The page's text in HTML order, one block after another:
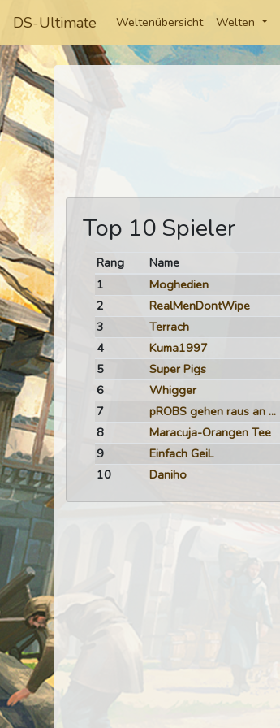
DS-Ultimate Weltenübersicht Welten
Top 10 Spieler
Rang Name
1
Moghedien
2
RealMenDontWipe
3
Terrach
4
Kuma1997
5
Super Pigs
6
Whigger
7
pROBS gehen raus an ...
8
Maracuja-Orangen Tee
9
Einfach GeiL
10
Daniho